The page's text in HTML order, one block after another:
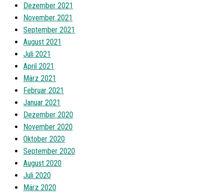
Dezember 2021
November 2021
September 2021
August 2021
Juli 2021
April 2021
März 2021
Februar 2021
Januar 2021
Dezember 2020
November 2020
Oktober 2020
September 2020
August 2020
Juli 2020
März 2020